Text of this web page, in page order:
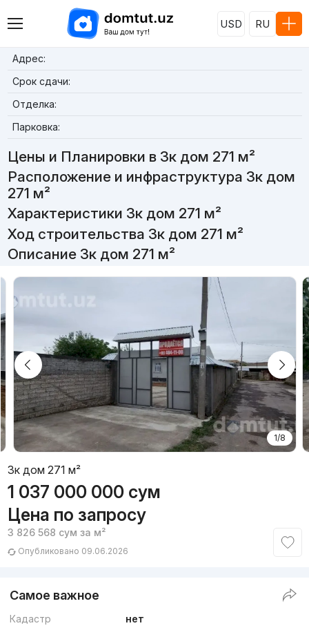
USD RU
Адрес:
Срок сдачи:
Отделка:
Парковка:
Цены и Планировки в 3к дом 271 м²
Расположение и инфраструктура 3к дом
271 м²
Характеристики 3к дом 271 м²
Ход строительства 3к дом 271 м²
Описание 3к дом 271 м²
1/8
3к дом 271 м²
1 037 000 000 сум
Цена по запросу
3 826 568 сум за м²
Опубликовано 09.06.2026
Самое важное
Кадастр
нет